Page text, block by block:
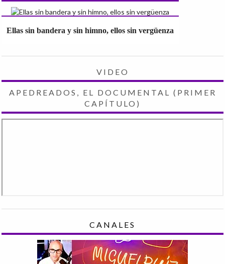
Ellas sin bandera y sin himno, ellos sin vergüenza
VIDEO
APEDREADOS, EL DOCUMENTAL (PRIMER
CAPÍTULO)
CANALES